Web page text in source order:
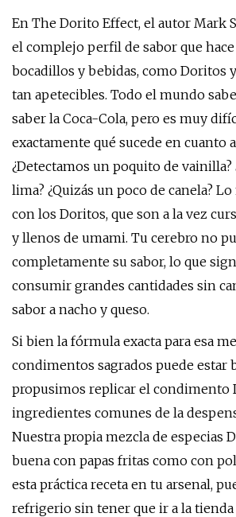
En The Dorito Effect, el autor Mark
el complejo perfil de sabor que
bocadillos y bebidas, como Doritos
tan apetecibles. Todo el mundo
saber la Coca-Cola, pero es muy
exactamente qué sucede en cuanto
¿Detectamos un poquito de vainilla?
lima? ¿Quizás un poco de canela?
con los Doritos, que son a la vez
y llenos de umami. Tu cerebro no
completamente su sabor, lo que
consumir grandes cantidades sin
sabor a nacho y queso.
Si bien la fórmula exacta para esa
condimentos sagrados puede estar
propusimos replicar el condimento
ingredientes comunes de la
Nuestra propia mezcla de especias
buena con papas fritas como con
esta práctica receta en tu arsenal,
refrigerio sin tener que ir a la tienda